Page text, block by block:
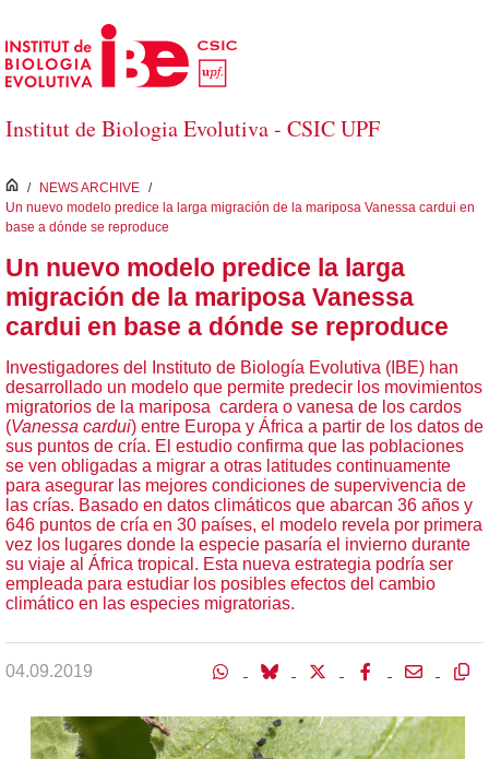
Saltar al contenido principal
Institut de Biologia Evolutiva - CSIC UPF
inici
/ NEWS ARCHIVE /
Un nuevo modelo predice la larga migración de la mariposa Vanessa cardui en
base a dónde se reproduce
Un nuevo modelo predice la larga
migración de la mariposa Vanessa
cardui en base a dónde se reproduce
Investigadores del Instituto de Biología Evolutiva (IBE) han
desarrollado un modelo que permite predecir los movimientos
migratorios de la mariposa cardera o vanesa de los cardos
(Vanessa cardui) entre Europa y África a partir de los datos de
sus puntos de cría. El estudio confirma que las poblaciones
se ven obligadas a migrar a otras latitudes continuamente
para asegurar las mejores condiciones de supervivencia de
las crías. Basado en datos climáticos que abarcan 36 años y
646 puntos de cría en 30 países, el modelo revela por primera
vez los lugares donde la especie pasaría el invierno durante
su viaje al África tropical. Esta nueva estrategia podría ser
empleada para estudiar los posibles efectos del cambio
climático en las especies migratorias.
04.09.2019